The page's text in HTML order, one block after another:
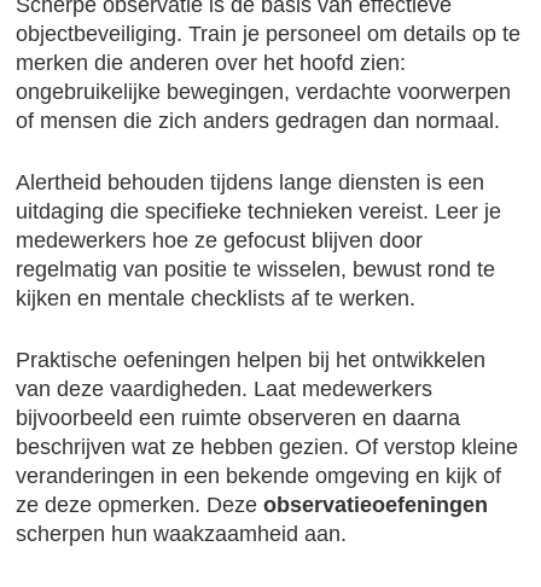
Scherpe observatie is de basis van effectieve
objectbeveiliging. Train je personeel om details op te
merken die anderen over het hoofd zien:
ongebruikelijke bewegingen, verdachte voorwerpen
of mensen die zich anders gedragen dan normaal.
Alertheid behouden tijdens lange diensten is een
uitdaging die specifieke technieken vereist. Leer je
medewerkers hoe ze gefocust blijven door
regelmatig van positie te wisselen, bewust rond te
kijken en mentale checklists af te werken.
Praktische oefeningen helpen bij het ontwikkelen
van deze vaardigheden. Laat medewerkers
bijvoorbeeld een ruimte observeren en daarna
beschrijven wat ze hebben gezien. Of verstop kleine
veranderingen in een bekende omgeving en kijk of
ze deze opmerken. Dezeobservatieoefeningen
scherpen hun waakzaamheid aan.